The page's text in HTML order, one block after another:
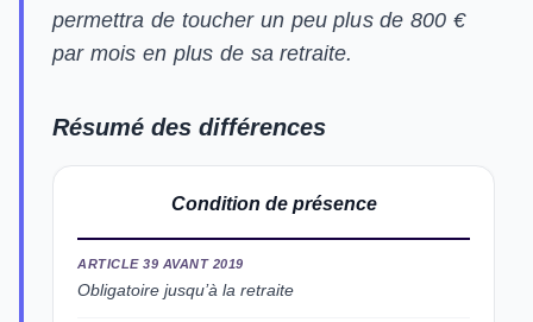
permettra de toucher un peu plus de 800 €
par mois en plus de sa retraite.
Résumé des différences
Condition de présence
ARTICLE 39 AVANT 2019
Obligatoire jusqu’à la retraite